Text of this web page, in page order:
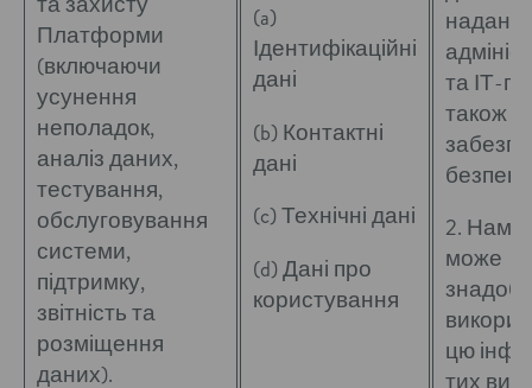
Платформи
(включаючи
усунення
неполадок,
аналіз даних,
тестування,
обслуговування
системи,
підтримку,
звітність та
розміщення
даних).
(a)
Ідентифікаційні
дані
(b) Контактні
дані
(c) Технічні дані
(d) Дані про
користування
та ІТ-
також
2. Нам
може
цю